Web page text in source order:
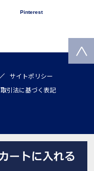
Pinterest
サイトポリシー
引法に基づく表記
All rights reserved